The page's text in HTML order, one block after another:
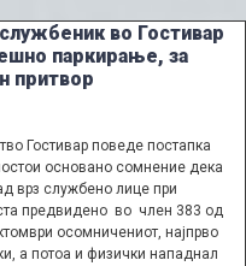
во Гостивар
паркирање, за
притвор
Гостивар поведе постапка
основано сомнение дека
врз службено лице при
предвидено во член 383 од
осомничениот, најпрво
а потоа и физички нападнал